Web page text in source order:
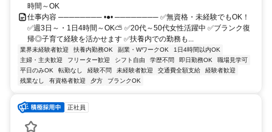
時間～OK
仕事内容 ──────── •●• ──────── ✅無資格・未経験でもOK！
✅週3日～・1日4時間～OK⛅ ✅20代～50代女性活躍中 ✅ブランク復
帰◎子育て経験を活かせます ✅扶養内での勤務も...
業界未経験者歓迎 扶養内勤務OK 副業・WワークOK
1日4時間以内OK
主婦・主夫歓迎
フリーター歓迎 シフト自由 学歴不問 即日勤務OK
職場見学可
平日のみOK
転勤なし 経験不問 未経験者歓迎 交通費全額支給
経験者歓迎
残業なし
有資格者歓迎 夕方 ブランクOK
正社員